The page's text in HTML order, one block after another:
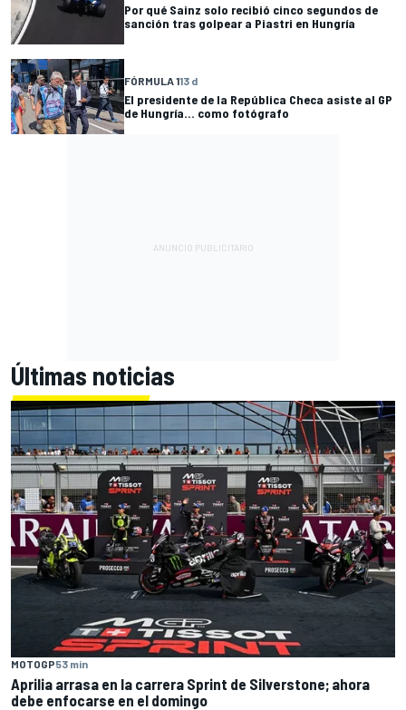
Por qué Sainz solo recibió cinco segundos de
sanción tras golpear a Piastri en Hungría
FÓRMULA 113 d
El presidente de la República Checa asiste al GP
de Hungría... como fotógrafo
Últimas noticias
MOTOGP53 min
Aprilia arrasa en la carrera Sprint de Silverstone; ahora
debe enfocarse en el domingo